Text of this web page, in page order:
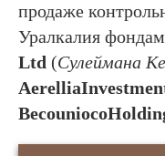
продаже
Уралкалия фондам
Ltd (Сулеймана